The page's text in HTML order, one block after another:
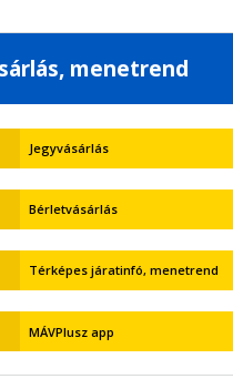
menetrend
Jegyvásárlás
Bérletvásárlás
Térképes járatinfó, menetrend
MÁVPlusz app